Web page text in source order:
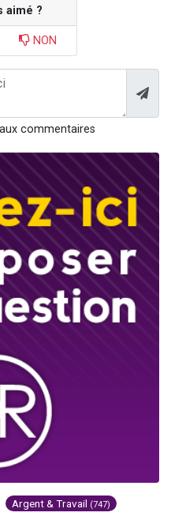
aimé ?
NON
commentaires
Argent & Travail (747)